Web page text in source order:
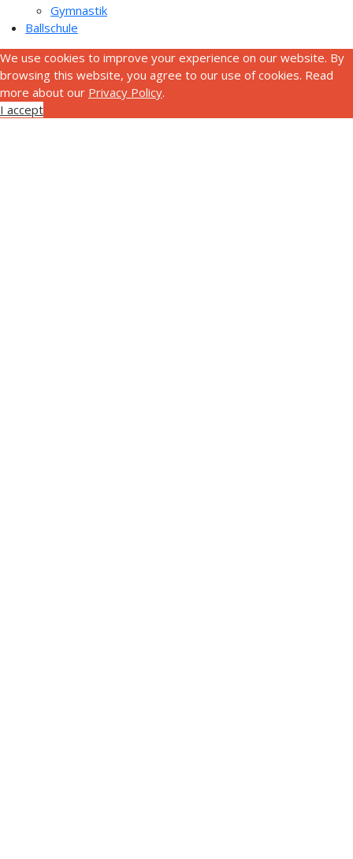
Gymnastik
Ballschule
We use cookies to improve your experience on our website. By
browsing this website, you agree to our use of cookies. Read
more about our Privacy Policy.
I accept